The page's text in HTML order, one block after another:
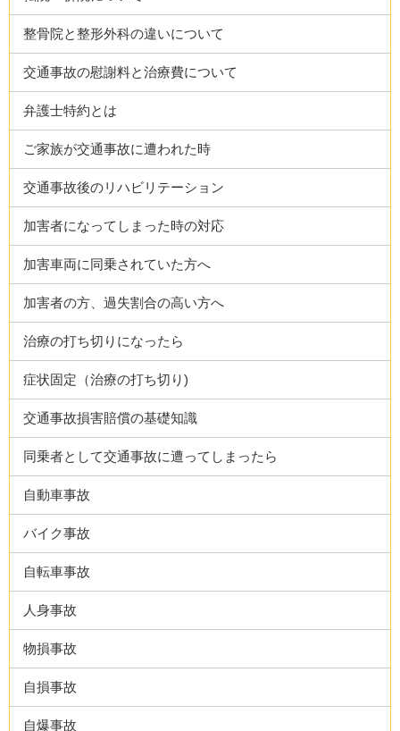
整骨院と整形外科の違いについて
交通事故の慰謝料と治療費について
弁護士特約とは
ご家族が交通事故に遭われた時
交通事故後のリハビリテーション
加害者になってしまった時の対応
加害車両に同乗されていた方へ
加害者の方、過失割合の高い方へ
治療の打ち切りになったら
症状固定（治療の打ち切り)
交通事故損害賠償の基礎知識
同乗者として交通事故に遭ってしまったら
自動車事故
バイク事故
自転車事故
人身事故
物損事故
自損事故
自爆事故